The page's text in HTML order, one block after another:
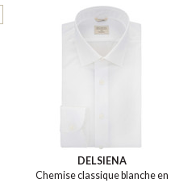
DELSIENA
Chemise classique blanche en